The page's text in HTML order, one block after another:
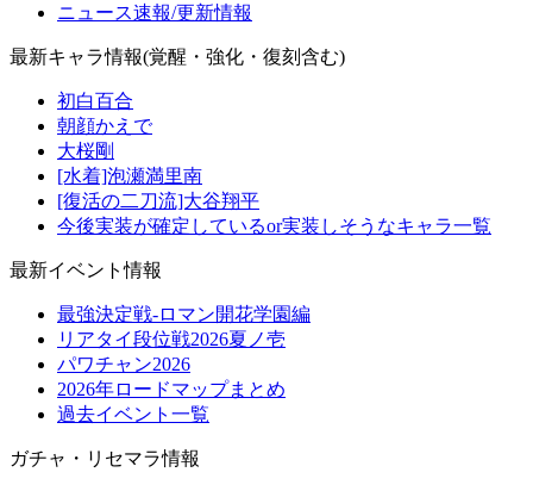
ニュース速報/更新情報
最新キャラ情報(覚醒・強化・復刻含む)
初白百合
朝顔かえで
大桜剛
[水着]泡瀬満里南
[復活の二刀流]大谷翔平
今後実装が確定しているor実装しそうなキャラ一覧
最新イベント情報
最強決定戦-ロマン開花学園編
リアタイ段位戦2026夏ノ壱
パワチャン2026
2026年ロードマップまとめ
過去イベント一覧
ガチャ・リセマラ情報